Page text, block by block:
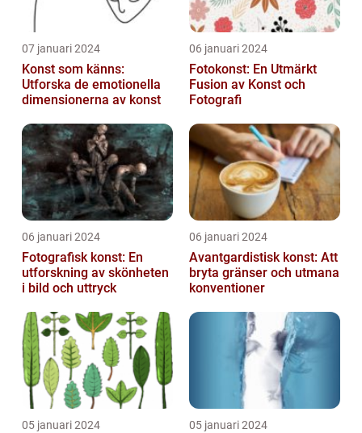
07 januari 2024
Konst som känns:
Utforska de emotionella
dimensionerna av konst
06 januari 2024
Fotokonst: En Utmärkt
Fusion av Konst och
Fotografi
06 januari 2024
Fotografisk konst: En
utforskning av skönheten
i bild och uttryck
06 januari 2024
Avantgardistisk konst: Att
bryta gränser och utmana
konventioner
05 januari 2024 05 januari 2024